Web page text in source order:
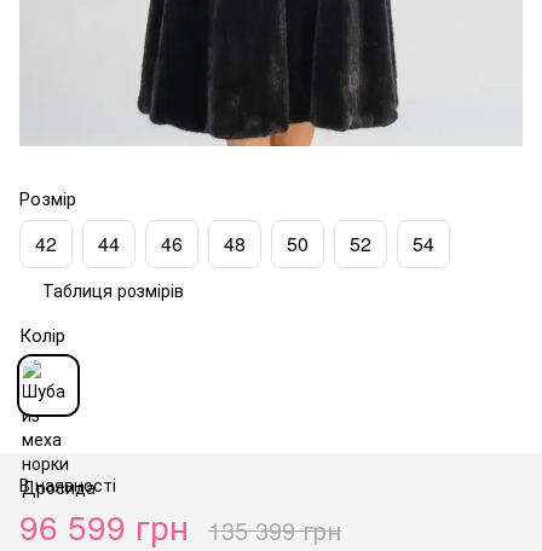
Розмір
42 44 46 48 50 52 54
Таблиця розмірів
Колір
В наявності
96 599 грн 135 399 грн